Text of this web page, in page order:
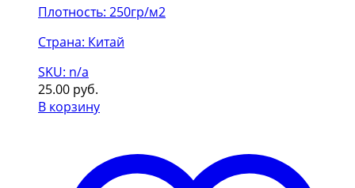
Плотность: 250гр/м2
Страна: Китай
SKU: n/a
25.00 руб.
В корзину